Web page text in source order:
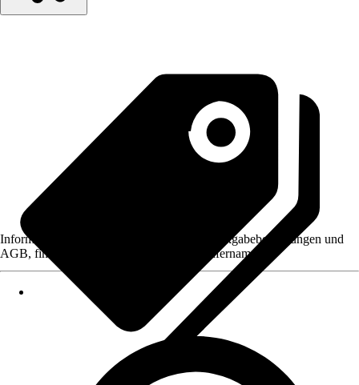
Informationen des Verkäufers, wie z. B. Rückgabebedingungen und
AGB, finden Sie bei Klick auf den Verkäufernamen.